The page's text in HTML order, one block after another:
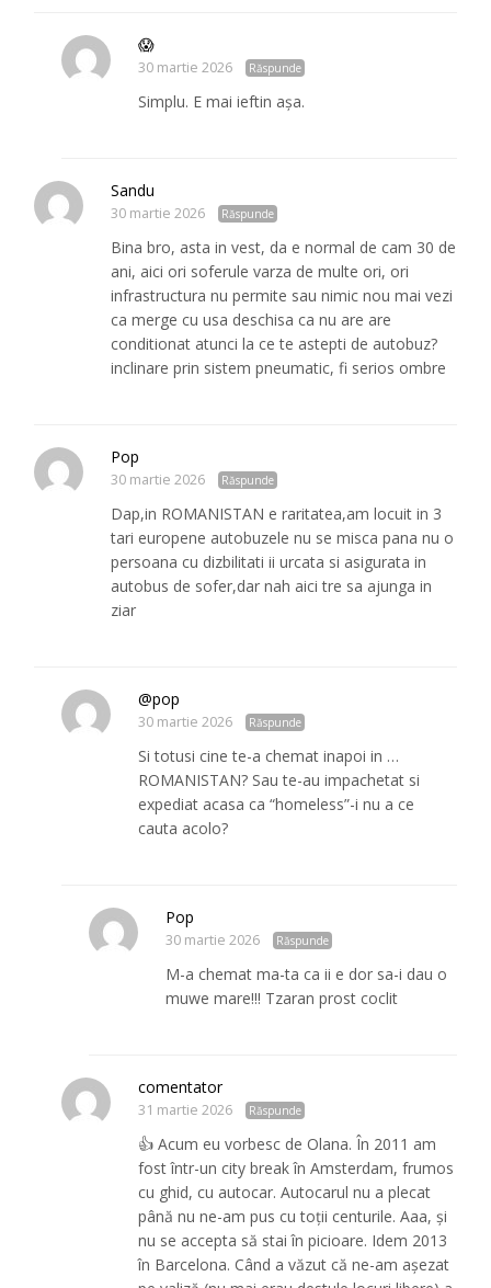
😱
30 martie 2026 Răspunde
Simplu. E mai ieftin așa.
Sandu
30 martie 2026 Răspunde
Bina bro, asta in vest, da e normal de cam 30 de
ani, aici ori soferule varza de multe ori, ori
infrastructura nu permite sau nimic nou mai vezi
ca merge cu usa deschisa ca nu are are
conditionat atunci la ce te astepti de autobuz?
inclinare prin sistem pneumatic, fi serios ombre
Pop
30 martie 2026 Răspunde
Dap,in ROMANISTAN e raritatea,am locuit in 3
tari europene autobuzele nu se misca pana nu o
persoana cu dizbilitati ii urcata si asigurata in
autobus de sofer,dar nah aici tre sa ajunga in
ziar
@pop
30 martie 2026 Răspunde
Si totusi cine te-a chemat inapoi in …
ROMANISTAN? Sau te-au impachetat si
expediat acasa ca “homeless”-i nu a ce
cauta acolo?
Pop
30 martie 2026 Răspunde
M-a chemat ma-ta ca ii e dor sa-i dau o
muwe mare!!! Tzaran prost coclit
comentator
31 martie 2026 Răspunde
👍 Acum eu vorbesc de Olana. În 2011 am
fost într-un city break în Amsterdam, frumos
cu ghid, cu autocar. Autocarul nu a plecat
până nu ne-am pus cu toții centurile. Aaa, și
nu se accepta să stai în picioare. Idem 2013
în Barcelona. Când a văzut că ne-am așezat